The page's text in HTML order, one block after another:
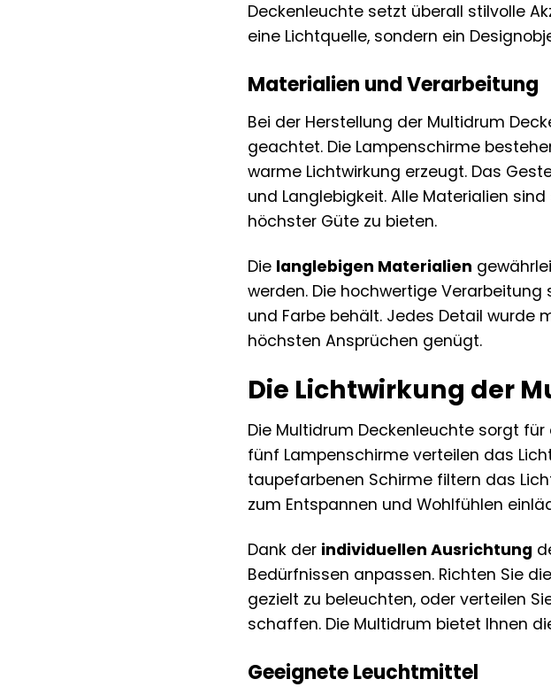
Deckenleuchte setzt überall stilvolle
eine Lichtquelle, sondern ein
Materialien und Verarbeitung
Bei der Herstellung der Multidrum
geachtet. Die Lampenschirme
warme Lichtwirkung erzeugt. Das
und Langlebigkeit. Alle Materialien
höchster Güte zu bieten.
Die langlebigen Materialien
werden. Die hochwertige
und Farbe behält. Jedes Detail wurde
höchsten Ansprüchen genügt.
Die Lichtwirkung der
Die Multidrum Deckenleuchte sorgt für
fünf Lampenschirme verteilen das
taupefarbenen Schirme filtern das
zum Entspannen und Wohlfühlen
Dank der individuellen Ausrichtung
Bedürfnissen anpassen. Richten Sie
gezielt zu beleuchten, oder verteilen
schaffen. Die Multidrum bietet Ihnen
Geeignete Leuchtmittel